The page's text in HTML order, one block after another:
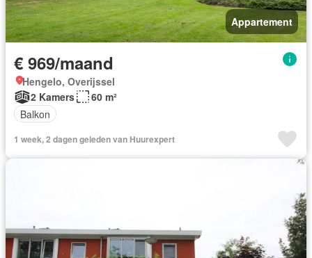
Appartement
€ 969/maand
Hengelo, Overijssel
2 Kamers
60 m²
Balkon
1 week, 2 dagen geleden van Huurexpert